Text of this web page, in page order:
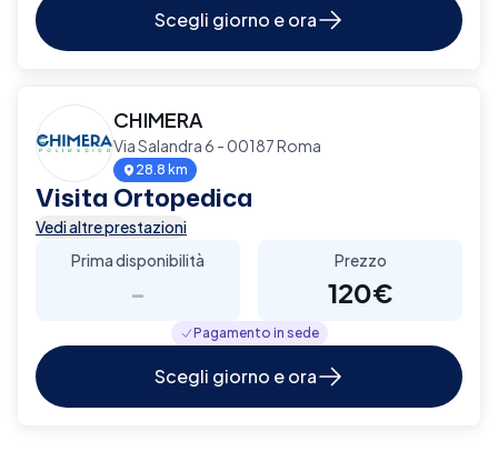
Scegli giorno e ora
CHIMERA
Via Salandra 6 - 00187 Roma
28.8 km
Visita Ortopedica
Vedi altre prestazioni
Prima disponibilità
-
Prezzo
120€
Pagamento in sede
Scegli giorno e ora